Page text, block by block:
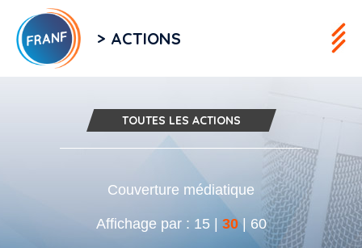
> ACTIONS
TOUTES LES ACTIONS
Couverture médiatique
Affichage par : 15| 30| 60